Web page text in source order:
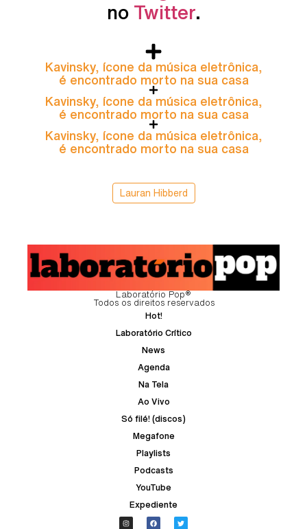
no Twitter.
Kavinsky, ícone da música eletrônica,
é encontrado morto na sua casa
Kavinsky, ícone da música eletrônica,
é encontrado morto na sua casa
Kavinsky, ícone da música eletrônica,
é encontrado morto na sua casa
Lauran Hibberd
Laboratório Pop®
Todos os direitos reservados
Hot!
Laboratório Crítico
News
Agenda
Na Tela
Ao Vivo
Só filé! (discos)
Megafone
Playlists
Podcasts
YouTube
Expediente